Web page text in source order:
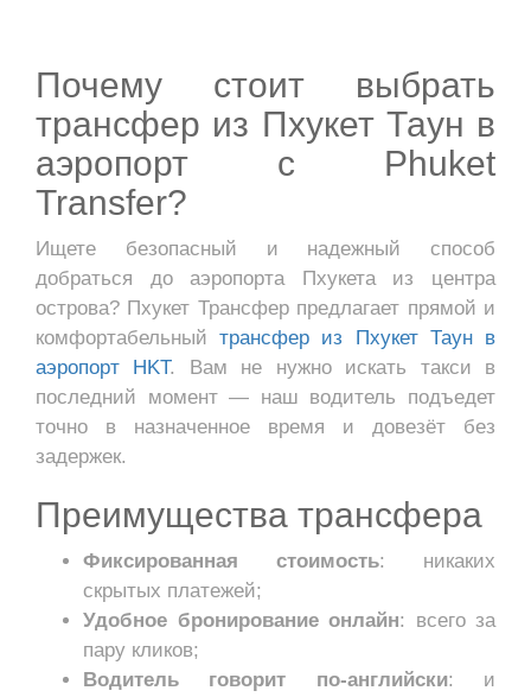
Почему стоит выбрать
трансфер из Пхукет Таун в
аэропорт с Phuket
Transfer?
Ищете безопасный и надежный способ
добраться до аэропорта Пхукета из центра
острова? Пхукет Трансфер предлагает прямой и
комфортабельныйтрансфер из Пхукет Таун в
аэропорт HKT. Вам не нужно искать такси в
последний момент — наш водитель подъедет
точно в назначенное время и довезёт без
задержек.
Преимущества трансфера
Фиксированная стоимость: никаких
скрытых платежей;
Удобное бронирование онлайн: всего за
пару кликов;
Водитель говорит по-английски: и